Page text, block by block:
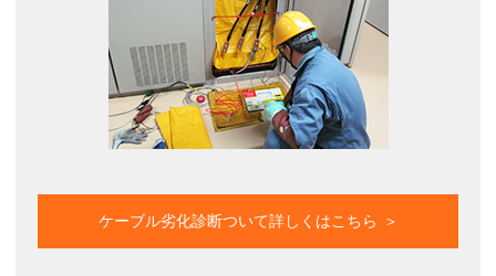
ケーブル劣化診断ついて詳しくはこちら